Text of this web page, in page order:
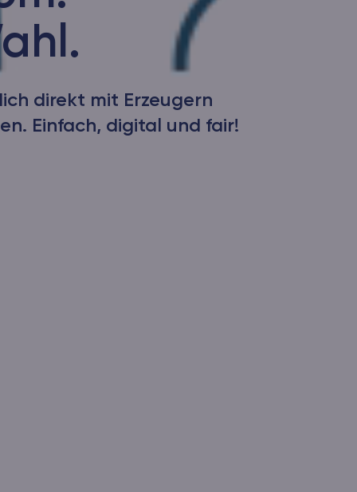
direkt mit Erzeugern
Einfach, digital und fair!